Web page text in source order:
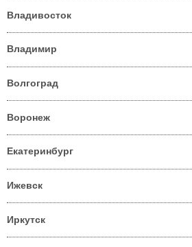
Владивосток
Владимир
Волгоград
Воронеж
Екатеринбург
Ижевск
Иркутск